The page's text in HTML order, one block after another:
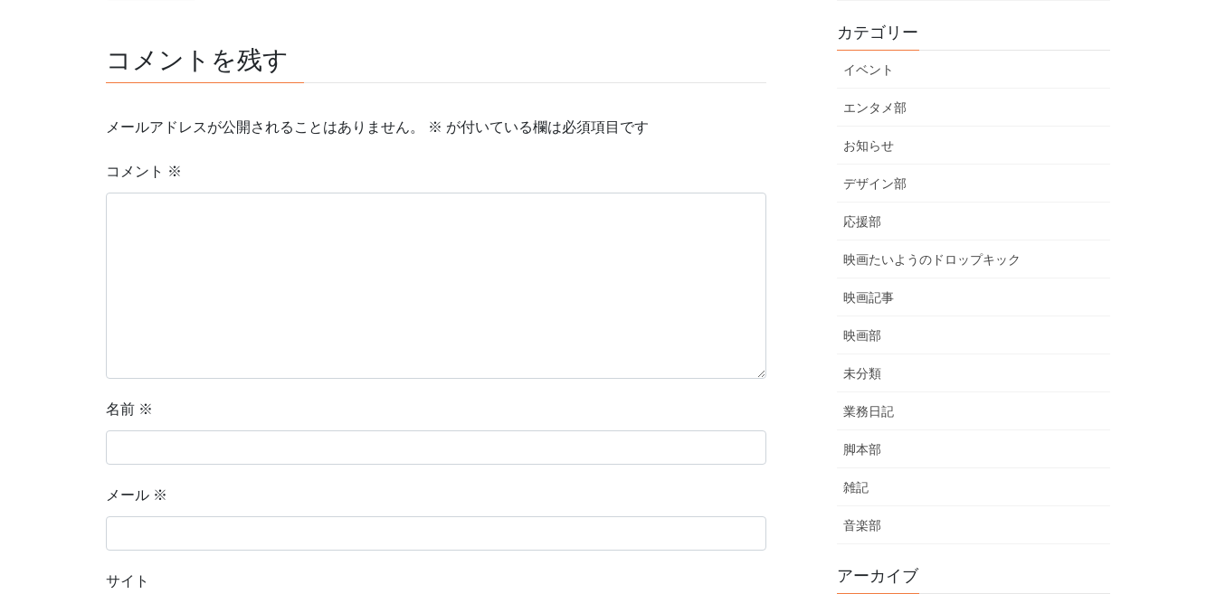
コメントを残す
メールアドレスが公開されることはありません。 ※ が付いている欄は必須項目です
コメント ※
名前 ※
メール ※
サイト
カテゴリー
イベント
エンタメ部
お知らせ
デザイン部
応援部
映画たいようのドロップキック
映画記事
映画部
未分類
業務日記
脚本部
雑記
音楽部
アーカイブ